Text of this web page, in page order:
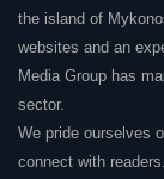
the island of
websites and an
Media Group has
sector.
We pride ourselves
connect with